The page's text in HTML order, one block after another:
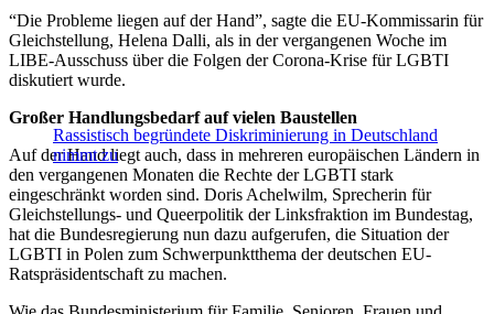
“Die Probleme liegen auf der Hand”, sagte die EU-Kommissarin für
Gleichstellung, Helena Dalli, als in der vergangenen Woche im
LIBE-Ausschuss über die Folgen der Corona-Krise für LGBTI
diskutiert wurde.
Rassistisch begründete Diskriminierung in Deutschland
nimmt zu
Großer Handlungsbedarf auf vielen Baustellen
Auf der Hand liegt auch, dass in mehreren europäischen Ländern in
den vergangenen Monaten die Rechte der LGBTI stark
eingeschränkt worden sind. Doris Achelwilm, Sprecherin für
Gleichstellungs- und Queerpolitik der Linksfraktion im Bundestag,
hat die Bundesregierung nun dazu aufgerufen, die Situation der
LGBTI in Polen zum Schwerpunktthema der deutschen EU-
Ratspräsidentschaft zu machen.